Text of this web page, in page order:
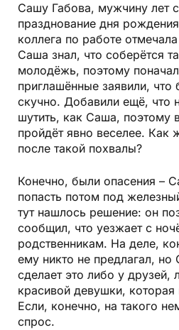
Сашу Габова, мужчину лет
празднование дня
коллега по работе
Саша знал, что соберётся
молодёжь, поэтому
приглашённые заявили, что
скучно. Добавили ещё, что
шутить, как Саша, поэтому
пройдёт явно веселее. Как
после такой похвалы?
Конечно, были опасения –
попасть потом под
тут нашлось решение: он
сообщил, что уезжает с
родственникам. На деле,
ему никто не предлагал, но
сделает это либо у друзей,
красивой девушки, которая
Если, конечно, на такого
спрос.